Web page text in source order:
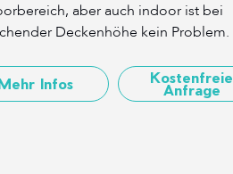
aber auch indoor ist bei
Deckenhöhe kein Problem.
Infos Kostenfreie
Anfrage